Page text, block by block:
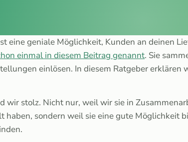
eine geniale Möglichkeit, Kunden an deinen
einmal in diesem Beitrag genannt. Sie
einlösen. In diesem Ratgeber erklären
wir stolz. Nicht nur, weil wir sie in
haben, sondern weil sie eine gute Möglichkeit